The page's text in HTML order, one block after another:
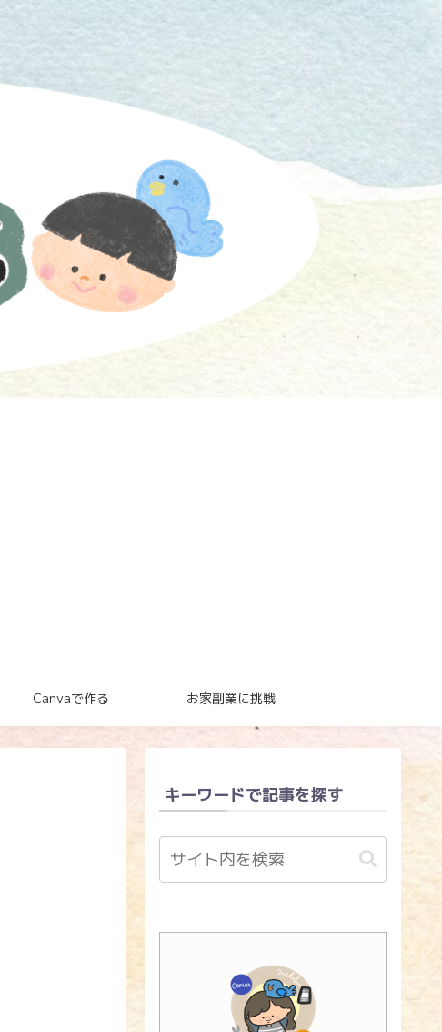
Canvaで作る お家副業に挑戦
キーワードで記事を探す